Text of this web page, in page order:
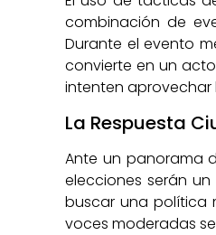
combinación de
Durante el evento
convierte en un
intenten aprovechar
La Respuesta
Ante un panorama
elecciones serán
buscar una política
voces moderadas